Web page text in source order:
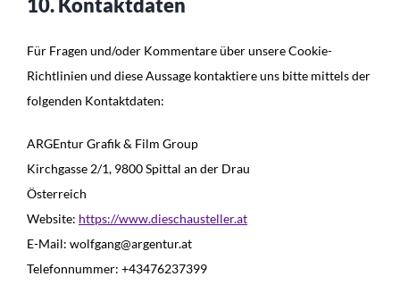
10. Kontaktdaten
Für Fragen und/oder Kommentare über unsere Cookie-
Richtlinien und diese Aussage kontaktiere uns bitte mittels der
folgenden Kontaktdaten:
ARGEntur Grafik & Film Group
Kirchgasse 2/1, 9800 Spittal an der Drau
Österreich
Website: https://www.dieschausteller.at
E-Mail: wolfgang@argentur.at
Telefonnummer: +43476237399